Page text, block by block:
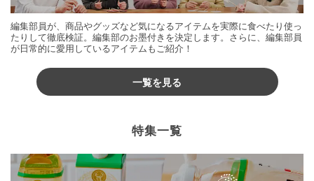
編集部員が、商品やグッズなど気になるアイテムを実際に食べたり使っ
たりして徹底検証。編集部のお墨付きを決定します。さらに、編集部員
が日常的に愛用しているアイテムもご紹介！
一覧を見る
特集一覧